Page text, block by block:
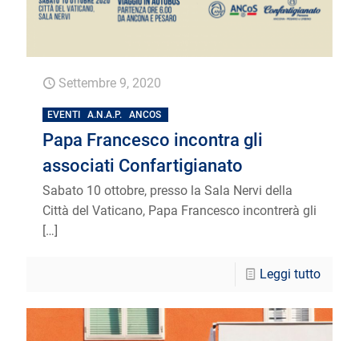
Settembre 9, 2020
EVENTI A.N.A.P. ANCOS
Papa Francesco incontra gli
associati Confartigianato
Sabato 10 ottobre, presso la Sala Nervi della
Città del Vaticano, Papa Francesco incontrerà gli
[…]
Leggi tutto